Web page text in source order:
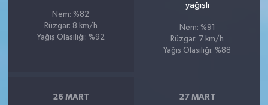
Nem: %82
Rüzgar: 8 km/h
Yağış Olasılığı: %92
yağışlı
Nem: %91
Rüzgar: 7 km/h
Yağış Olasılığı: %88
26 MART 27 MART